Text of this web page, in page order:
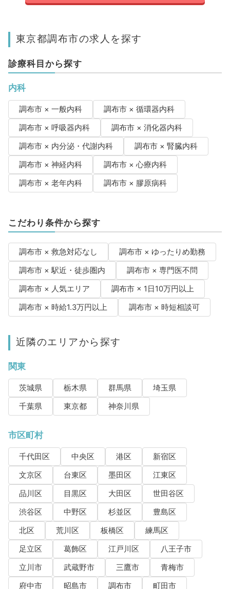
東京都調布市の求人を探す
診療科目から探す
内科
調布市 × 一般内科
調布市 × 循環器内科
調布市 × 呼吸器内科
調布市 × 消化器内科
調布市 × 内分泌・代謝内科
調布市 × 腎臓内科
調布市 × 神経内科
調布市 × 心療内科
調布市 × 老年内科
調布市 × 膠原病科
こだわり条件から探す
調布市 × 救急対応なし
調布市 × ゆったりめ勤務
調布市 × 駅近・徒歩圏内
調布市 × 専門医不問
調布市 × 人気エリア
調布市 × 1日10万円以上
調布市 × 時給1.3万円以上
調布市 × 時短相談可
近隣のエリアから探す
関東
茨城県 栃木県 群馬県
埼玉県
千葉県
東京都 神奈川県
市区町村
千代田区 中央区 港区
新宿区
文京区
台東区 墨田区
江東区
品川区
目黒区 大田区
世田谷区
渋谷区
中野区 杉並区
豊島区
北区
荒川区 板橋区
練馬区
足立区
葛飾区 江戸川区
八王子市
立川市
武蔵野市 三鷹市
青梅市
府中市
昭島市 調布市
町田市